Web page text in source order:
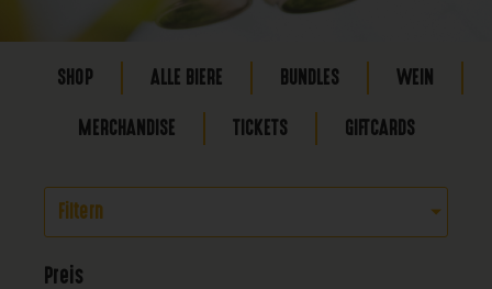
SHOP ALLE BIERE BUNDLES WEIN
MERCHANDISE TICKETS GIFTCARDS
Filtern
Preis